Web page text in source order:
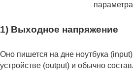
1) Выходное напряжение
Оно пишется на дне ноутбука
устройстве (output) и обычно